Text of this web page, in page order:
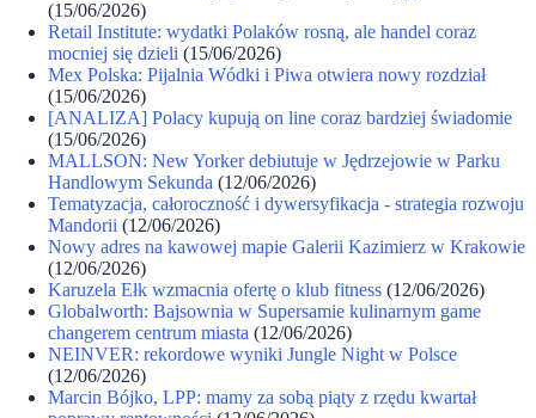
(15/06/2026)
Retail Institute: wydatki Polaków rosną, ale handel coraz
mocniej się dzieli (15/06/2026)
Mex Polska: Pijalnia Wódki i Piwa otwiera nowy rozdział
(15/06/2026)
[ANALIZA] Polacy kupują on line coraz bardziej świadomie
(15/06/2026)
MALLSON: New Yorker debiutuje w Jędrzejowie w Parku
Handlowym Sekunda (12/06/2026)
Tematyzacja, całoroczność i dywersyfikacja - strategia rozwoju
Mandorii (12/06/2026)
Nowy adres na kawowej mapie Galerii Kazimierz w Krakowie
(12/06/2026)
Karuzela Ełk wzmacnia ofertę o klub fitness (12/06/2026)
Globalworth: Bajsownia w Supersamie kulinarnym game
changerem centrum miasta (12/06/2026)
NEINVER: rekordowe wyniki Jungle Night w Polsce
(12/06/2026)
Marcin Bójko, LPP: mamy za sobą piąty z rzędu kwartał